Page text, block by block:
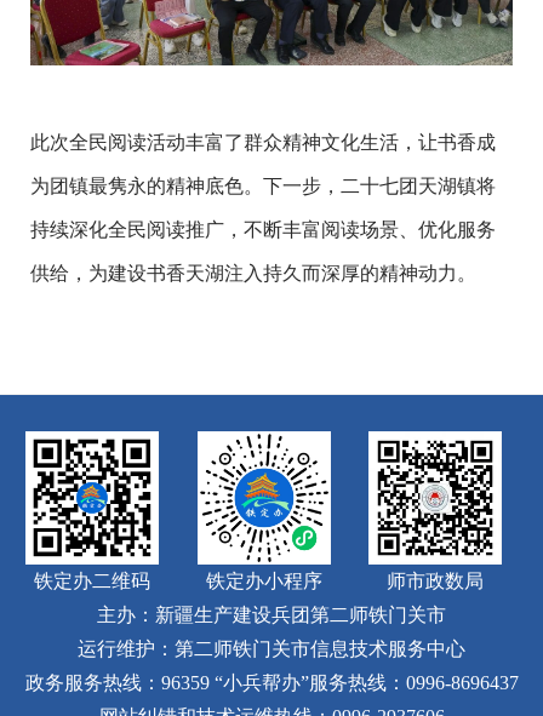
此次全民阅读活动丰富了群众精神文化生活，让书香成
为团镇最隽永的精神底色。下一步，二十七团天湖镇将
持续深化全民阅读推广，不断丰富阅读场景、优化服务
供给，为建设书香天湖注入持久而深厚的精神动力。
铁定办二维码 铁定办小程序
师市政数局
主办：新疆生产建设兵团第二师铁门关市
运行维护：第二师铁门关市信息技术服务中心
政务服务热线：96359 “小兵帮办”服务热线：0996-8696437